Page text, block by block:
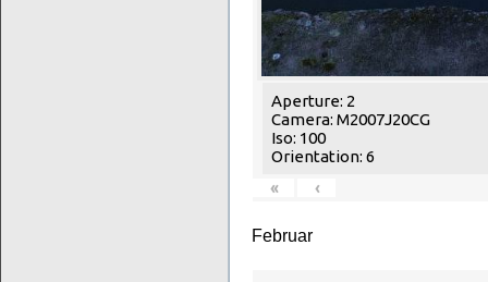
Aperture: 2
Camera: M2007J20CG
Iso: 100
Orientation: 6
«
‹
Februar